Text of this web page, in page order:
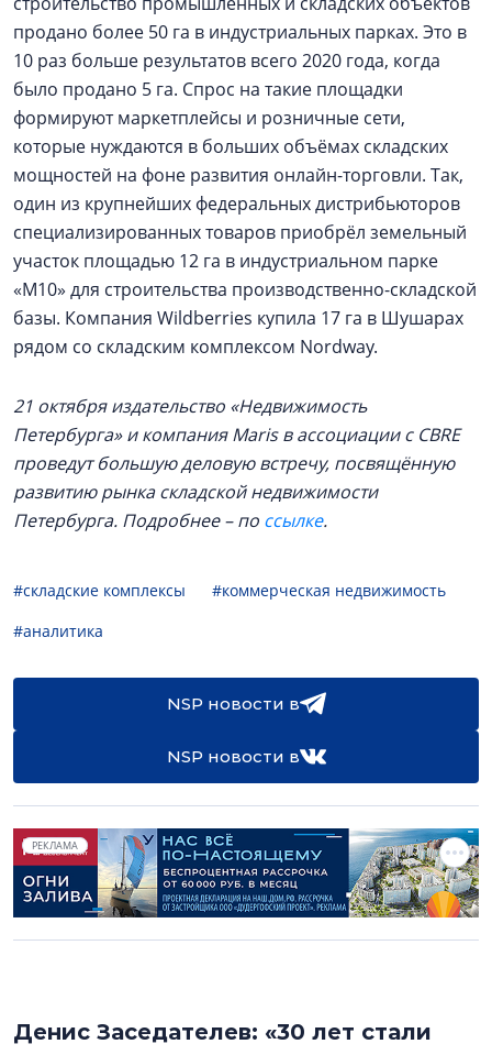
продано более 50 га в индустриальных парках. Это в
10 раз больше результатов всего 2020 года, когда
было продано 5 га. Спрос на такие площадки
формируют маркетплейсы и розничные сети,
которые нуждаются в больших объёмах складских
мощностей на фоне развития онлайн-торговли. Так,
один из крупнейших федеральных дистрибьюторов
специализированных товаров приобрёл земельный
участок площадью 12 га в индустриальном парке
«М10» для строительства производственно-складской
базы. Компания Wildberries купила 17 га в Шушарах
рядом со складским комплексом Nordway.
21 октября издательство «Недвижимость
Петербурга» и компания Maris в ассоциации с CBRE
проведут большую деловую встречу, посвящённую
развитию рынка складской недвижимости
Петербурга. Подробнее – по ссылке.
#складские комплексы
#коммерческая недвижимость
#аналитика
NSP новости в
NSP новости в
РЕКЛАМА
Денис Заседателев: «30 лет стали